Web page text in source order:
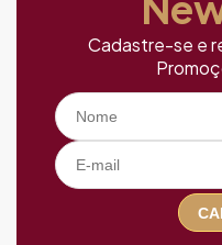
Cadastre-se e